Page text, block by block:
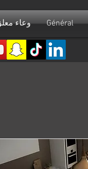
وعاء Général